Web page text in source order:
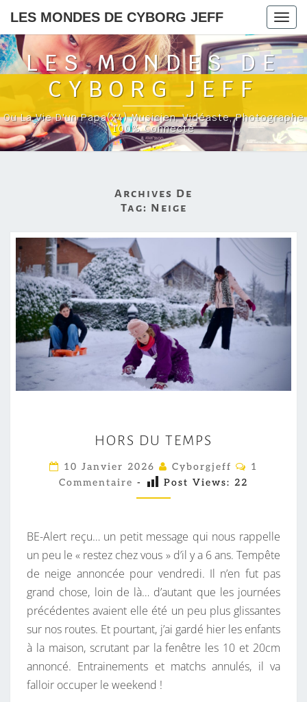
LES MONDES DE CYBORG JEFF
LES MONDES DE
CYBORG JEFF
Ou La Vie D'un Papa(x4) Musicien, Vidéaste, Photographe
100% Connecté
Archives De
Tag: Neige
O
R
S
D
T
E
M
P
S
HORS DU TEMPS
10 Janvier 2026 Cyborgjeff
C
A
I
R
E
1
Commentaire - Post Views: 22
BE-Alert reçu… un petit message qui nous rappelle
un peu le « restez chez vous » d’il y a 6 ans. Tempête
de neige annoncée pour vendredi. Il n’en fut pas
grand chose, loin de là… d’autant que les journées
précédentes avaient elle été un peu plus glissantes
sur nos routes. Et pourtant, j’ai gardé hier les enfants
à la maison, scrutant par la fenêtre les 10 et 20cm
annoncé. Entrainements et matchs annulés, il va
falloir occuper le weekend !